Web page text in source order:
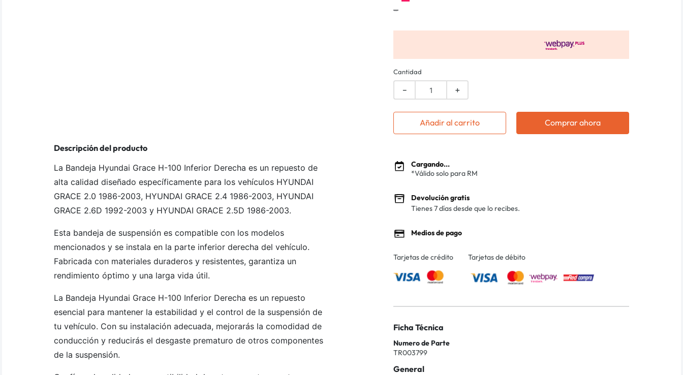
Descripción del producto
La Bandeja Hyundai Grace H-100 Inferior Derecha es un repuesto de
alta calidad diseñado específicamente para los vehículos HYUNDAI
GRACE 2.0 1986-2003, HYUNDAI GRACE 2.4 1986-2003, HYUNDAI
GRACE 2.6D 1992-2003 y HYUNDAI GRACE 2.5D 1986-2003.
Esta bandeja de suspensión es compatible con los modelos
mencionados y se instala en la parte inferior derecha del vehículo.
Fabricada con materiales duraderos y resistentes, garantiza un
rendimiento óptimo y una larga vida útil.
La Bandeja Hyundai Grace H-100 Inferior Derecha es un repuesto
esencial para mantener la estabilidad y el control de la suspensión de
tu vehículo. Con su instalación adecuada, mejorarás la comodidad de
conducción y reducirás el desgaste prematuro de otros componentes
de la suspensión.
-
Cantidad
＋
－
Añadir al carrito Comprar ahora
Cargando...
*Válido solo para RM
Devolución gratis
Tienes 7 días desde que lo recibes.
Medios de pago
Tarjetas de crédito Tarjetas de débito
Ficha Técnica
Numero de Parte
TR003799
General